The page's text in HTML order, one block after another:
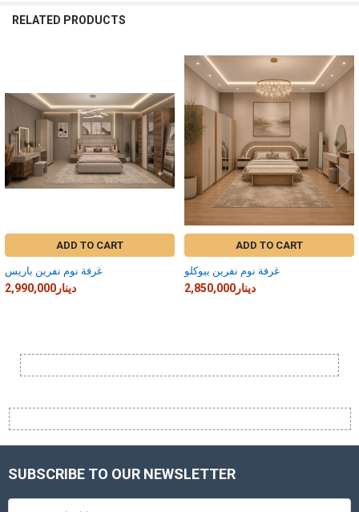
RELATED PRODUCTS
Products
ADD TO CART
غرفة نوم نفرين باريس
2,990,000دينار
ADD TO CART
غرفة نوم نفرين بيوكلو
2,850,000دينار
Footer
SUBSCRIBE TO OUR NEWSLETTER